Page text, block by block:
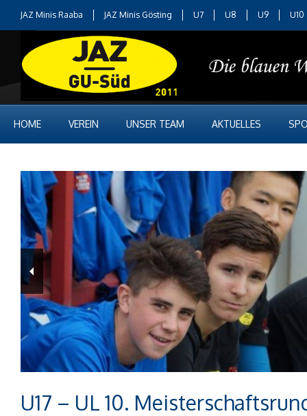
JAZ Minis Raaba JAZ Minis Gösting U7 U8 U9 U10
HOME VEREIN UNSER TEAM AKTUELLES
U17 – UL 10.